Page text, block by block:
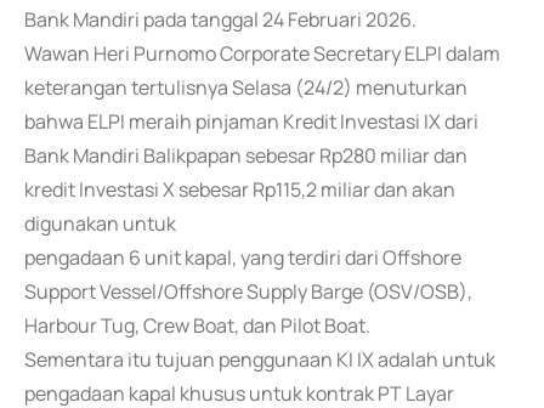
Bank Mandiri pada tanggal 24 Februari 2026.
Wawan Heri Purnomo Corporate Secretary ELPI dalam
keterangan tertulisnya Selasa (24/2) menuturkan
bahwa ELPI meraih pinjaman Kredit Investasi IX dari
Bank Mandiri Balikpapan sebesar Rp280 miliar dan
kredit Investasi X sebesar Rp115,2 miliar dan akan
digunakan untuk
pengadaan 6 unit kapal, yang terdiri dari Offshore
Support Vessel/Offshore Supply Barge (OSV/OSB),
Harbour Tug, Crew Boat, dan Pilot Boat.
Sementara itu tujuan penggunaan KI IX adalah untuk
pengadaan kapal khusus untuk kontrak PT Layar